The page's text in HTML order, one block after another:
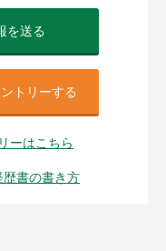
を送る
トリーする
ーはこちら
書の書き方